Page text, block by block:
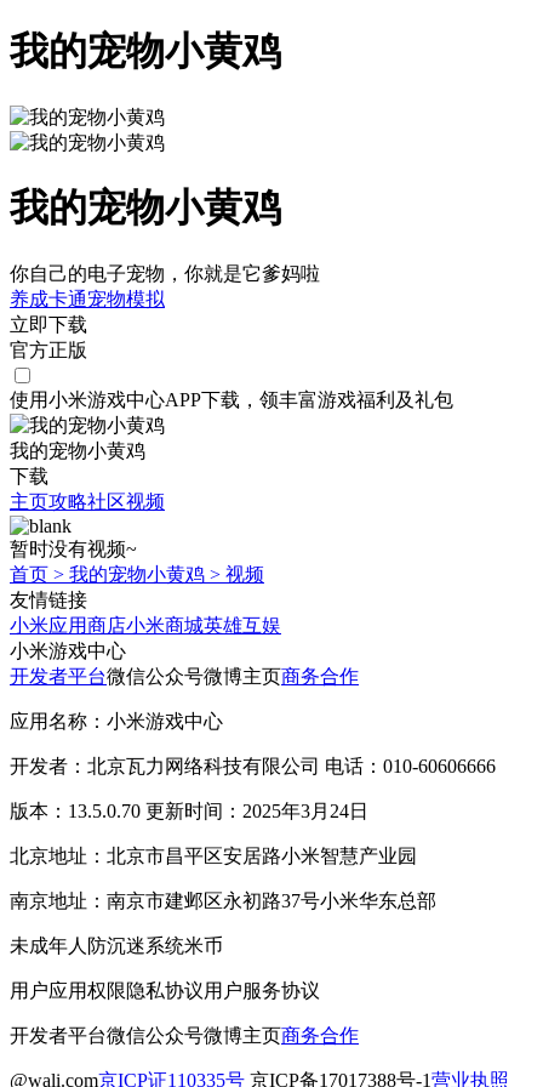
我的宠物小黄鸡
我的宠物小黄鸡
你自己的电子宠物，你就是它爹妈啦
养成卡通宠物模拟
立即下载
官方正版
使用小米游戏中心APP下载 ，领丰富游戏福利 及礼包
我的宠物小黄鸡
下载
主页攻略社区视频
暂时没有视频~
首页 > 我的宠物小黄鸡 > 视频
友情链接
小米应用商店小米商城英雄互娱
小米游戏中心
开发者平台微信公众号微博主页商务合作
应用名称：小米游戏中心
开发者：北京瓦力网络科技有限公司 电话：010-60606666
版本：13.5.0.70 更新时间：2025年3月24日
北京地址：北京市昌平区安居路小米智慧产业园
南京地址：南京市建邺区永初路37号小米华东总部
未成年人防沉迷系统米币
用户应用权限隐私协议用户服务协议
开发者平台微信公众号微博主页商务合作
@wali.com京ICP证110335号 京ICP备17017388号-1营业执照